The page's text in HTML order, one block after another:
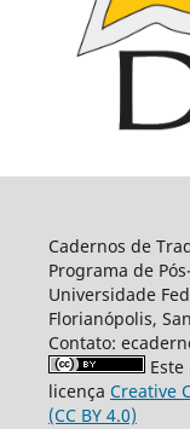
Cadernos de
Programa de
Universidade
Florianópolis,
Contato:
licença Creative
(CC BY 4.0)